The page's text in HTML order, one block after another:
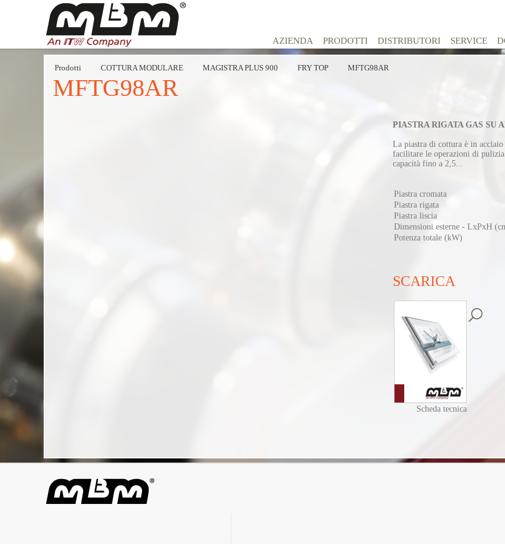
AZIENDA PRODOTTI DISTRIBUTORI SERVICE
Prodotti COTTURA MODULARE MAGISTRA PLUS 900 FRY TOP MFTG98AR
MFTG98AR
PIASTRA RIGATA GAS SU
La piastra di cottura è in
facilitare le operazioni di
capacità fino a 2,5...
Piastra cromata
Piastra rigata
Piastra liscia
Dimensioni esterne - LxPxH
Potenza totale (kW)
SCARICA
Scheda tecnica